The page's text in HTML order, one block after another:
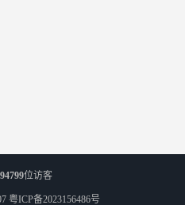
位访客
粤ICP备2023156486号